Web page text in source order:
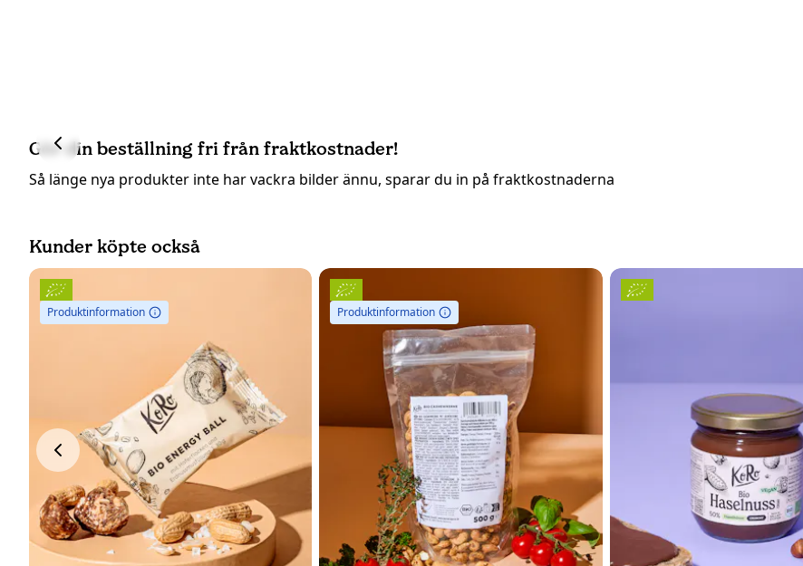
Gör din beställning fri från fraktkostnader!
Så länge nya produkter inte har vackra bilder ännu, sparar du in på fraktkostnaderna
Kunder köpte också
Produktinformation Produktinformation